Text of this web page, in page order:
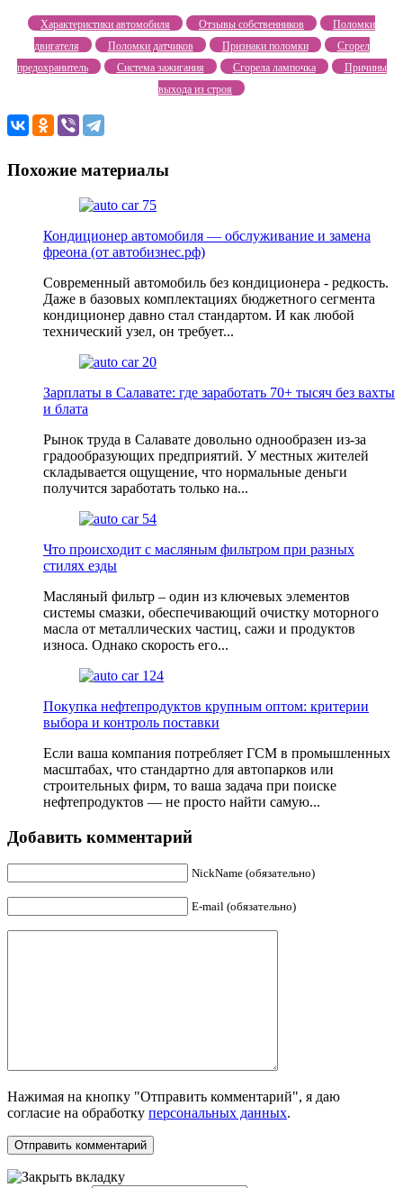
Характеристики автомобиля Отзывы собственников
Поломки
двигателя
Поломки датчиков Признаки поломки
Сгорел
предохранитель
Система зажигания Сгорела лампочка
Причины
выхода из строя
Похожие материалы
Кондиционер автомобиля — обслуживание и замена
фреона (от автобизнес.рф)
Современный автомобиль без кондиционера - редкость.
Даже в базовых комплектациях бюджетного сегмента
кондиционер давно стал стандартом. И как любой
технический узел, он требует...
Зарплаты в Салавате: где заработать 70+ тысяч без вахты
и блата
Рынок труда в Салавате довольно однообразен из-за
градообразующих предприятий. У местных жителей
складывается ощущение, что нормальные деньги
получится заработать только на...
Что происходит с масляным фильтром при разных
стилях езды
Масляный фильтр – один из ключевых элементов
системы смазки, обеспечивающий очистку моторного
масла от металличеcких частиц, сажи и продуктов
износа. Однако скорость его...
Покупка нефтепродуктов крупным оптом: критерии
выбора и контроль поставки
Если ваша компания потребляет ГСМ в промышленных
масштабах, что стандартно для автопарков или
строительных фирм, то ваша задача при поиске
нефтепродуктов — не просто найти самую...
Добавить комментарий
NickName (обязательно)
E-mail (обязательно)
Нажимая на кнопку "Отправить комментарий", я даю
согласие на обработку персональных данных.